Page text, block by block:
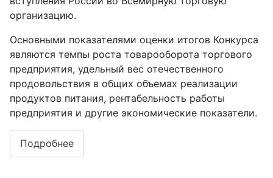
организацию.
Основными показателями оценки итогов Конкурса
являются темпы роста товарооборота торгового
предприятия, удельный вес отечественного
продовольствия в общих объемах реализации
продуктов питания, рентабельность работы
предприятия и другие экономические показатели.
Подробнее